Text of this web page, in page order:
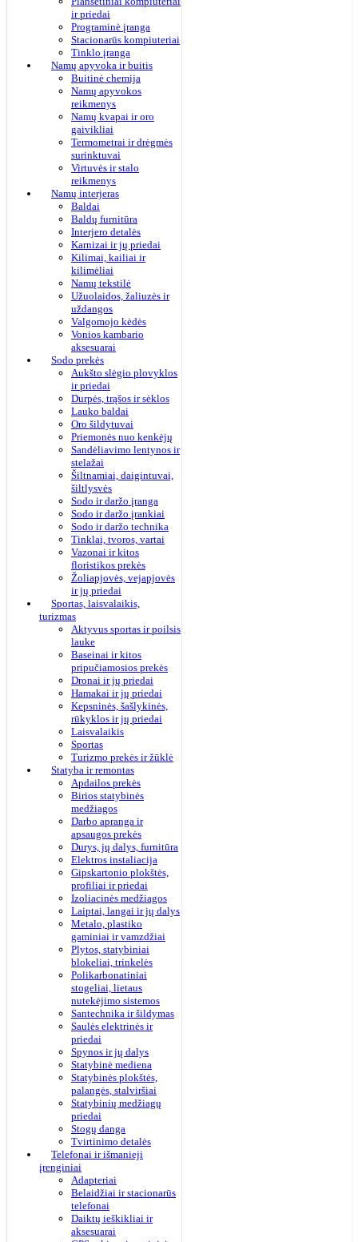
ir priedai
Programinė įranga
Stacionarūs kompiuteriai
Tinklo įranga
Namų apyvoka ir buitis
Buitinė chemija
Namų apyvokos
reikmenys
Namų kvapai ir oro
gaivikliai
Termometrai ir drėgmės
surinktuvai
Virtuvės ir stalo
reikmenys
Namų interjeras
Baldai
Baldų furnitūra
Interjero detalės
Karnizai ir jų priedai
Kilimai, kailiai ir
kilimėliai
Namų tekstilė
Užuolaidos, žaliuzės ir
uždangos
Valgomojo kėdės
Vonios kambario
aksesuarai
Sodo prekės
Aukšto slėgio plovyklos
ir priedai
Durpės, trąšos ir sėklos
Lauko baldai
Oro šildytuvai
Priemonės nuo kenkėjų
Sandėliavimo lentynos ir
stelažai
Šiltnamiai, daigintuvai,
šiltlysvės
Sodo ir daržo įranga
Sodo ir daržo įrankiai
Sodo ir daržo technika
Tinklai, tvoros, vartai
Vazonai ir kitos
floristikos prekės
Žoliapjovės, vejapjovės
ir jų priedai
Sportas, laisvalaikis,
turizmas
Aktyvus sportas ir poilsis
lauke
Baseinai ir kitos
pripučiamosios prekės
Dronai ir jų priedai
Hamakai ir jų priedai
Kepsninės, šašlykinės,
rūkyklos ir jų priedai
Laisvalaikis
Sportas
Turizmo prekės ir žūklė
Statyba ir remontas
Apdailos prekės
Birios statybinės
medžiagos
Darbo apranga ir
apsaugos prekės
Durys, jų dalys, furnitūra
Elektros instaliacija
Gipskartonio plokštės,
profiliai ir priedai
Izoliacinės medžiagos
Laiptai, langai ir jų dalys
Metalo, plastiko
gaminiai ir vamzdžiai
Plytos, statybiniai
blokeliai, trinkelės
Polikarbonatiniai
stogeliai, lietaus
nutekėjimo sistemos
Santechnika ir šildymas
Saulės elektrinės ir
priedai
Spynos ir jų dalys
Statybinė mediena
Statybinės plokštės,
palangės, stalviršiai
Statybinių medžiagų
priedai
Stogų danga
Tvirtinimo detalės
Telefonai ir išmanieji
įrenginiai
Adapteriai
Belaidžiai ir stacionarūs
telefonai
Daiktų ieškikliai ir
aksesuarai